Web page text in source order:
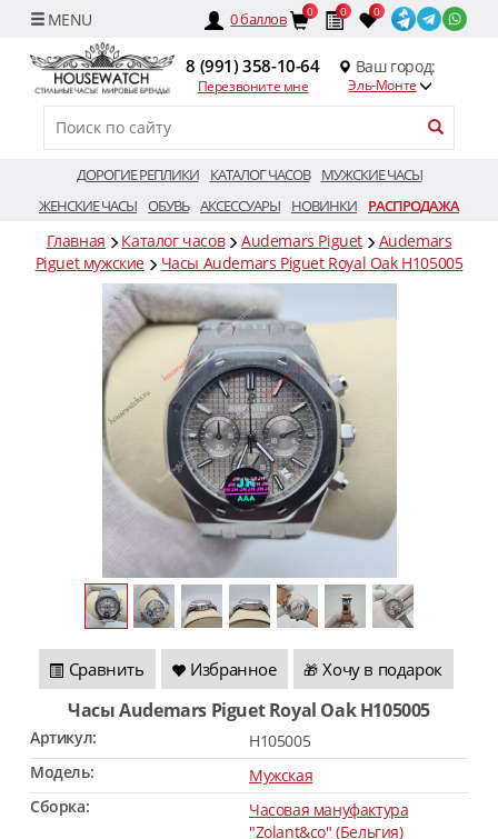
0баллов 0 0 0
8 (991) 358-10-64
Перезвоните мне
Ваш город:
Эль-Монте
ДОРОГИЕ РЕПЛИКИ КАТАЛОГ ЧАСОВ
МУЖСКИЕ ЧАСЫ
ЖЕНСКИЕ ЧАСЫ ОБУВЬ АКСЕССУАРЫ НОВИНКИ РАСПРОДАЖА
Главная Каталог часов Audemars Piguet
Audemars
Piguet мужские
Часы Audemars Piguet Royal Oak H105005
Сравнить Избранное 🎁 Хочу в подарок
Часы Audemars Piguet Royal Oak H105005
Артикул:
H105005
Модель:
Мужская
Сборка:
Часовая мануфактура
"Zolant&co" (Бельгия)